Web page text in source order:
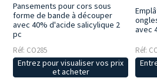
Pansements pour cors sous
forme de bande à découper
avec 40% d'acide salicylique 2
pc
Réf: CO285
Entrez pour visualiser vos prix
et acheter
avec
Réf: